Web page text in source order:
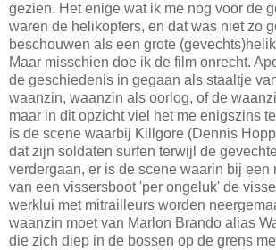
gezien. Het enige wat ik me nog voor de
waren de helikopters, en dat was niet zo
beschouwen als een grote
Maar misschien doe ik de film onrecht.
de geschiedenis in gegaan als staaltje
waanzin, waanzin als oorlog, of de
maar in dit opzicht viel het me enigszins
is de scene waarbij Killgore (Dennis
dat zijn soldaten surfen terwijl de
verdergaan, er is de scene waarin bij een
van een vissersboot 'per ongeluk' de
werklui met mitrailleurs worden
waanzin moet van Marlon Brando alias
die zich diep in de bossen op de grens